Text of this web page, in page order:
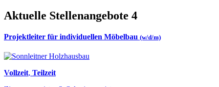
Aktuelle Stellenangebote 4
Projektleiter für individuellen Möbelbau (w/d/m)
Vollzeit, Teilzeit